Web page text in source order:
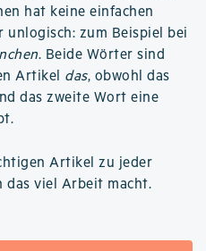
hat keine einfachen
unlogisch: zum Beispiel bei
. Beide Wörter sind
Artikel das, obwohl das
das zweite Wort eine
Artikel zu jeder
das viel Arbeit macht.